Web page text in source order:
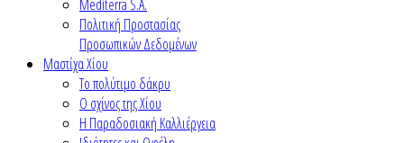
Mediterra S.A.
Πολιτική Προστασίας
Προσωπικών Δεδομένων
Μαστίχα Χίου
Το πολύτιμο δάκρυ
Ο σχίνος της Χίου
Η Παραδοσιακή Καλλιέργεια